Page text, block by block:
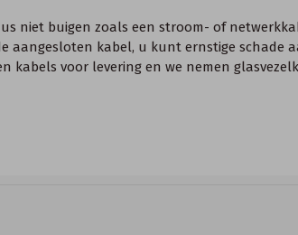
niet buigen zoals een stroom- of
aangesloten kabel, u kunt ernstige schade
kabels voor levering en we nemen